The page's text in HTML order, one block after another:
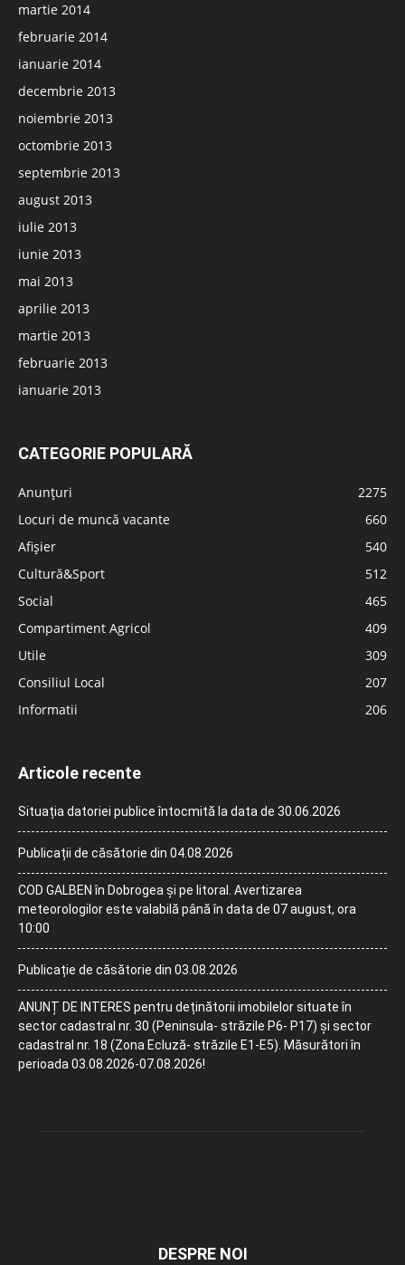
martie 2014
februarie 2014
ianuarie 2014
decembrie 2013
noiembrie 2013
octombrie 2013
septembrie 2013
august 2013
iulie 2013
iunie 2013
mai 2013
aprilie 2013
martie 2013
februarie 2013
ianuarie 2013
CATEGORIE POPULARĂ
Anunțuri
2275
Locuri de muncă vacante
660
Afișier
540
Cultură&Sport
512
Social
465
Compartiment Agricol
409
Utile
309
Consiliul Local
207
Informatii
206
Articole recente
Situația datoriei publice întocmită la data de 30.06.2026
Publicații de căsătorie din 04.08.2026
COD GALBEN în Dobrogea și pe litoral. Avertizarea
meteorologilor este valabilă până în data de 07 august, ora
10:00
Publicație de căsătorie din 03.08.2026
ANUNȚ DE INTERES pentru deținătorii imobilelor situate în
sector cadastral nr. 30 (Peninsula- străzile P6- P17) și sector
cadastral nr. 18 (Zona Ecluză- străzile E1-E5). Măsurători în
perioada 03.08.2026-07.08.2026!
DESPRE NOI